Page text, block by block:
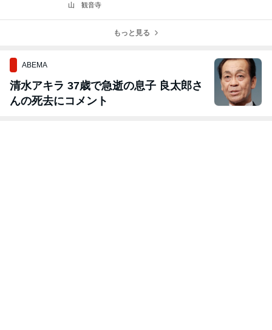
山 観音寺
もっと見る
ABEMA
清水アキラ 37歳で急逝の息子 良太郎さ
んの死去にコメント